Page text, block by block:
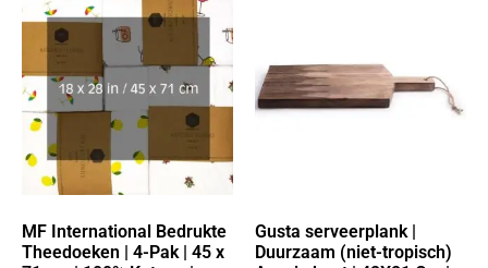
MF International Bedrukte
Theedoeken | 4-Pak | 45 x
Gusta serveerplank |
Duurzaam (niet-tropisch)